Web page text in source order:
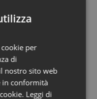
in
per
di
nostro sito web
in conformità
Leggi di